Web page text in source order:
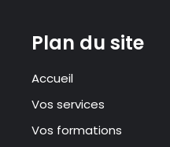
Plan du site
Accueil
Vos services
Vos formations